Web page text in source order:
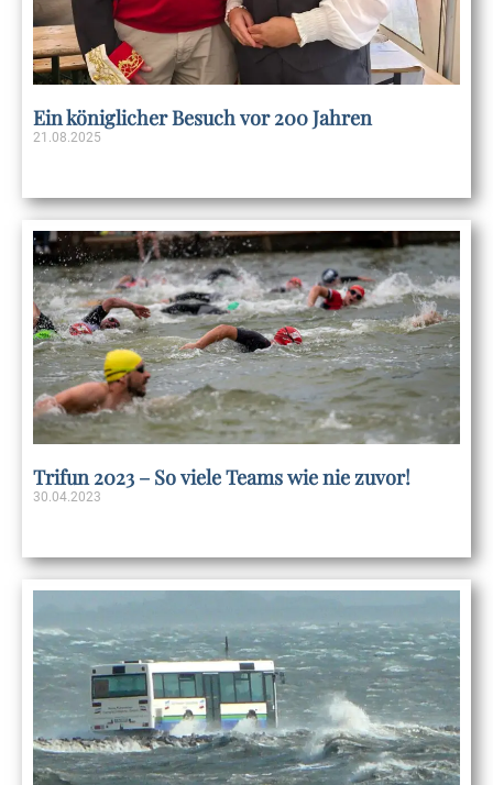
Ein königlicher Besuch vor 200 Jahren
21.08.2025
Trifun 2023 – So viele Teams wie nie zuvor!
30.04.2023